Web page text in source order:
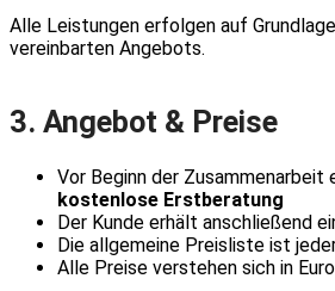
Alle Leistungen erfolgen auf
vereinbarten Angebots.
3. Angebot & Preise
Vor Beginn der
kostenlose Erstberatung
Der Kunde erhält anschließend
Die allgemeine Preisliste ist
Alle Preise verstehen sich in Euro